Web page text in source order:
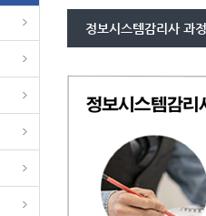
정보시스템감리사 과